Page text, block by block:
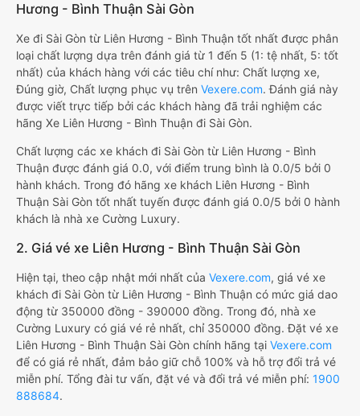
Hương - Bình Thuận Sài Gòn
Xe đi Sài Gòn từ Liên Hương - Bình Thuận tốt nhất được phân
loại chất lượng dựa trên đánh giá từ 1 đến 5 (1: tệ nhất, 5: tốt
nhất) của khách hàng với các tiêu chí như: Chất lượng xe,
Đúng giờ, Chất lượng phục vụ trên Vexere.com. Đánh giá này
được viết trực tiếp bởi các khách hàng đã trải nghiệm các
hãng Xe Liên Hương - Bình Thuận đi Sài Gòn.
Chất lượng các xe khách đi Sài Gòn từ Liên Hương - Bình
Thuận được đánh giá 0.0, với điểm trung bình là 0.0/5 bởi 0
hành khách. Trong đó hãng xe khách Liên Hương - Bình
Thuận Sài Gòn tốt nhất tuyến được đánh giá 0.0/5 bởi 0 hành
khách là nhà xe Cường Luxury.
2. Giá vé xe Liên Hương - Bình Thuận Sài Gòn
Hiện tại, theo cập nhật mới nhất của Vexere.com, giá vé xe
khách đi Sài Gòn từ Liên Hương - Bình Thuận có mức giá dao
động từ 350000 đồng - 390000 đồng. Trong đó, nhà xe
Cường Luxury có giá vé rẻ nhất, chỉ 350000 đồng. Đặt vé xe
Liên Hương - Bình Thuận Sài Gòn chính hãng tại Vexere.com
để có giá rẻ nhất, đảm bảo giữ chỗ 100% và hỗ trợ đổi trả vé
miễn phí. Tổng đài tư vấn, đặt vé và đổi trả vé miễn phí: 1900
888684.